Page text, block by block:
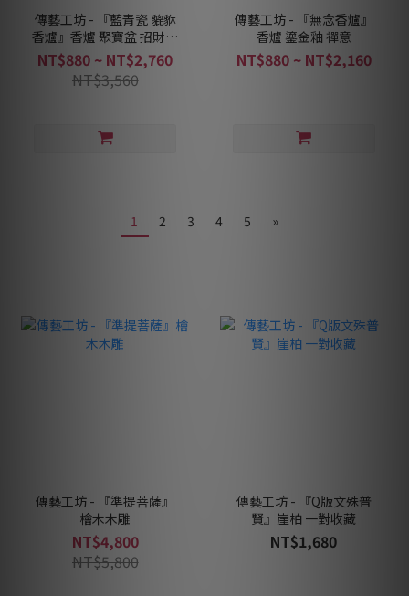
傳藝工坊 - 『藍青瓷 貔貅
香爐』香爐 聚寶盆 招財香
爐
NT$880 ~ NT$2,760
NT$3,560
傳藝工坊 - 『無念香爐』
香爐 鎏金釉 禪意
NT$880 ~ NT$2,160
1 2 3 4 5 »
傳藝工坊 - 『準提菩薩』
檜木木雕
NT$4,800
NT$5,800
傳藝工坊 - 『Q版文殊普
賢』崖柏 一對收藏
NT$1,680